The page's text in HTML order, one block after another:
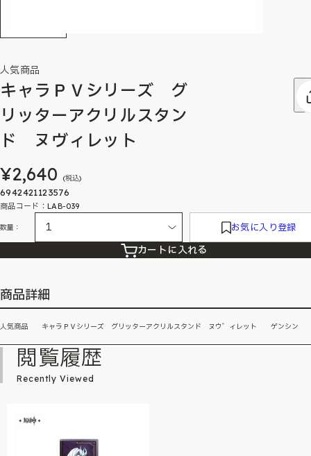
人気商品
キャラＰＶシリーズ グ
リッターアクリルスタン
ド ヌヴィレット
¥2,640 (税込)
6942421123576
商品コード：LAB-039
数量： お気に入り登録
カートに入れる
商品詳細
人気商品 キャラＰＶシリーズ グリッターアクリルスタンド ヌウ゛ィレット ゲンシン
閲覧履歴
Recently Viewed